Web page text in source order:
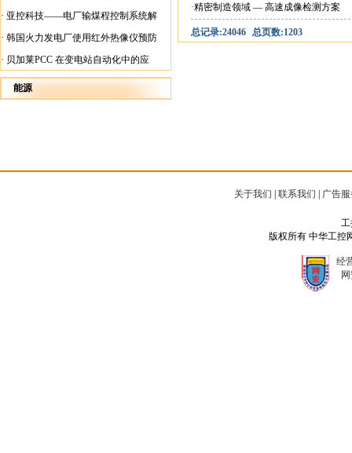
· 亚控科技——电厂输煤程控制系统解
决方案
· 韩国火力发电厂使用红外热像仪预防
火灾
· 贝加莱PCC 在变电站自动化中的应
用
能源
·精密制造领域 — 高速成像检测方案
总记录:24046 总页数:1203
关于我们 联系我们 广告
工
版权所有 中华工控
经